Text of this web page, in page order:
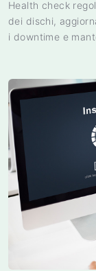
Health check
dei dischi,
i downtime e